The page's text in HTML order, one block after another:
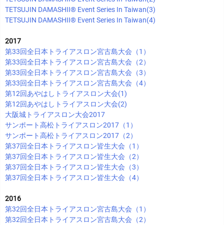
TETSUJIN DAMASHII®︎ Event Series In Taiwan(3)
TETSUJIN DAMASHII®︎ Event Series In Taiwan(4)
2017
第33回全日本トライアスロン宮古島大会（1）
第33回全日本トライアスロン宮古島大会（2）
第33回全日本トライアスロン宮古島大会（3）
第33回全日本トライアスロン宮古島大会（4）
第12回あやはしトライアスロン大会(1)
第12回あやはしトライアスロン大会(2)
大阪城トライアスロン大会2017
サンポート高松トライアスロン2017（1）
サンポート高松トライアスロン2017（2）
第37回全日本トライアスロン皆生大会（1）
第37回全日本トライアスロン皆生大会（2）
第37回全日本トライアスロン皆生大会（3）
第37回全日本トライアスロン皆生大会（4）
2016
第32回全日本トライアスロン宮古島大会（1）
第32回全日本トライアスロン宮古島大会（2）